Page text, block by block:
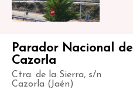
Parador Nacional de
Cazorla
Ctra. de la Sierra, s/n
Cazorla (Jaén)